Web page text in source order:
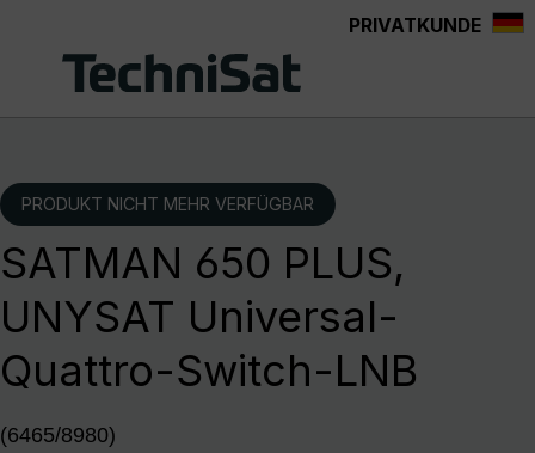
PRIVATKUNDE
PRODUKT NICHT MEHR VERFÜGBAR
SATMAN 650 PLUS,
UNYSAT Universal-
Quattro-Switch-LNB
(6465/8980)